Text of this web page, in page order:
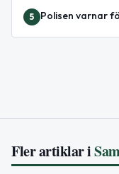
5 Polisen varnar
Fler artiklar i